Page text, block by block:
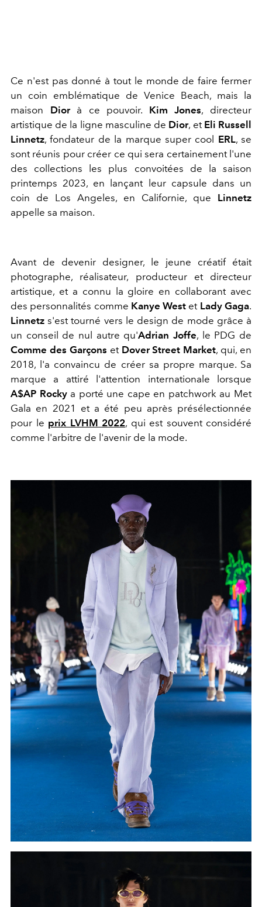
Ce n'est pas donné à tout le monde de faire fermer
un coin emblématique de Venice Beach, mais la
maison Dior à ce pouvoir. Kim Jones, directeur
artistique de la ligne masculine de Dior, et Eli Russell
Linnetz, fondateur de la marque super cool ERL, se
sont réunis pour créer ce qui sera certainement l'une
des collections les plus convoitées de la saison
printemps 2023, en lançant leur capsule dans un
coin de Los Angeles, en Californie, que Linnetz
appelle sa maison.
Avant de devenir designer, le jeune créatif était
photographe, réalisateur, producteur et directeur
artistique, et a connu la gloire en collaborant avec
des personnalités comme Kanye West et Lady Gaga.
Linnetz s'est tourné vers le design de mode grâce à
un conseil de nul autre qu'Adrian Joffe, le PDG de
Comme des Garçons et Dover Street Market, qui, en
2018, l'a convaincu de créer sa propre marque. Sa
marque a attiré l'attention internationale lorsque
A$AP Rockya porté une cape en patchwork au Met
Gala en 2021 et a été peu après présélectionnée
pour le prix LVHM 2022, qui est souvent considéré
comme l'arbitre de l'avenir de la mode.